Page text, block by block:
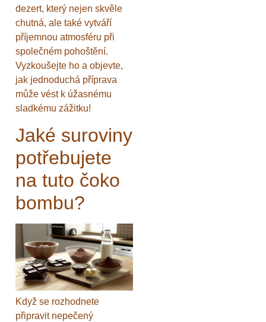
dezert, který nejen skvěle
chutná, ale také vytváří
příjemnou atmosféru při
společném pohoštění.
Vyzkoušejte ho a objevte,
jak jednoduchá příprava
může vést k úžasnému
sladkému zážitku!
Jaké suroviny
potřebujete
na tuto čoko
bombu?
Když se rozhodnete
připravit nepečený